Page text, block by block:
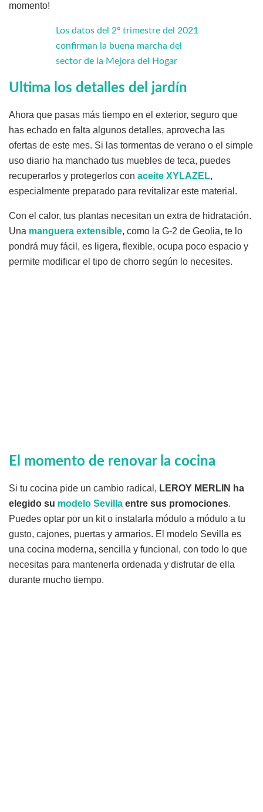
momento!
Los datos del 2º trimestre del 2021
confirman la buena marcha del
sector de la Mejora del Hogar
Ultima los detalles del jardín
Ahora que pasas más tiempo en el exterior, seguro que
has echado en falta algunos detalles, aprovecha las
ofertas de este mes. Si las tormentas de verano o el simple
uso diario ha manchado tus muebles de teca, puedes
recuperarlos y protegerlos con aceite XYLAZEL,
especialmente preparado para revitalizar este material.
Con el calor, tus plantas necesitan un extra de hidratación.
Una manguera extensible, como la G-2 de Geolia, te lo
pondrá muy fácil, es ligera, flexible, ocupa poco espacio y
permite modificar el tipo de chorro según lo necesites.
El momento de renovar la cocina
Si tu cocina pide un cambio radical, LEROY MERLIN ha
elegido su modelo Sevilla entre sus promociones.
Puedes optar por un kit o instalarla módulo a módulo a tu
gusto, cajones, puertas y armarios. El modelo Sevilla es
una cocina moderna, sencilla y funcional, con todo lo que
necesitas para mantenerla ordenada y disfrutar de ella
durante mucho tiempo.